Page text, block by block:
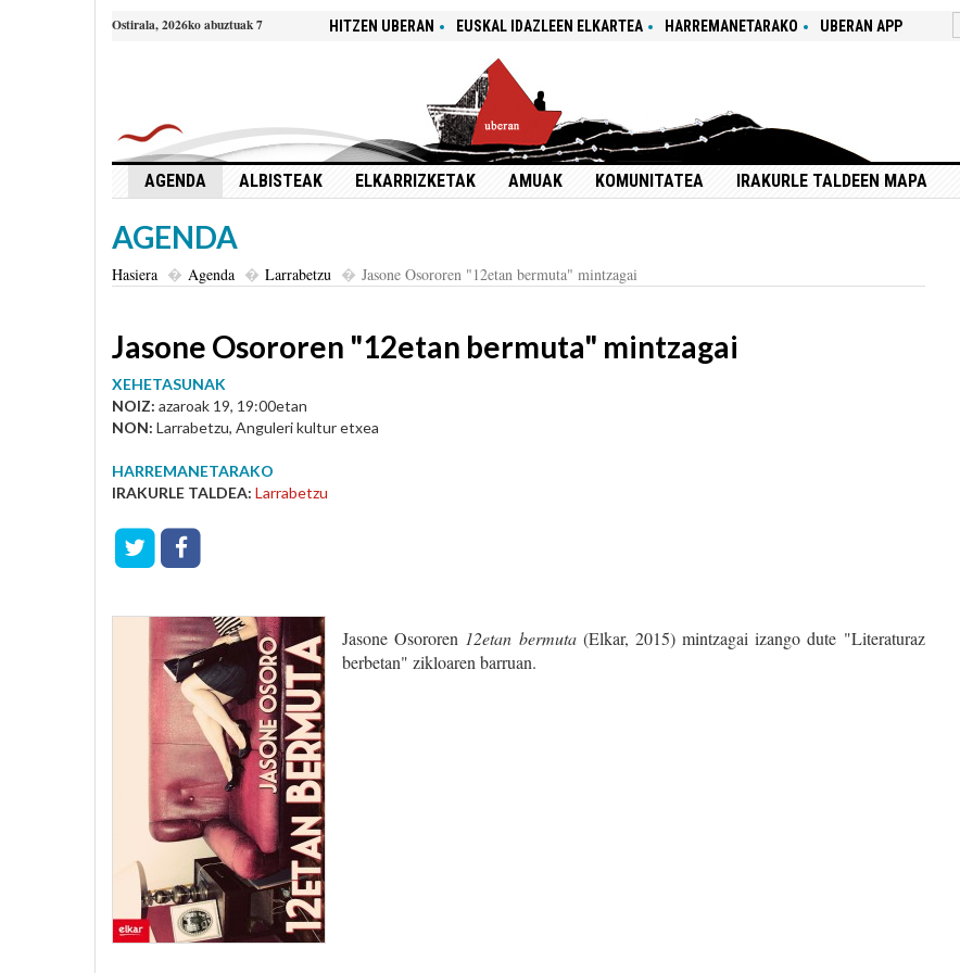
Ostirala, 2026ko abuztuak 7 HITZEN UBERAN EUSKAL IDAZLEEN ELKARTEA HARREMANETARAKO UBERAN APP
AGENDA ALBISTEAK ELKARRIZKETAK AMUAK KOMUNITATEA IRAKURLE TALDEEN MAPA
AGENDA
Hasiera Agenda Larrabetzu Jasone Osororen "12etan bermuta" mintzagai
Jasone Osororen "12etan bermuta" mintzagai
XEHETASUNAK
NOIZ: azaroak 19, 19:00etan
NON: Larrabetzu, Anguleri kultur etxea
HARREMANETARAKO
IRAKURLE TALDEA: Larrabetzu
Jasone Osororen 12etan bermuta(Elkar, 2015) mintzagai izango dute "Literaturaz
berbetan" zikloaren barruan.